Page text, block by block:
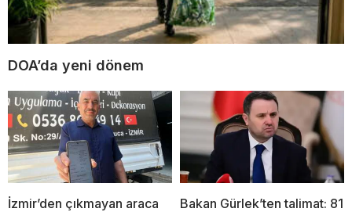
DOA’da yeni dönem
İzmir’den çıkmayan araca
Bakan Gürlek’ten talimat: 81